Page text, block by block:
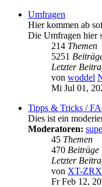
Umfragen
Hier kommen ab
Die Umfragen hier
214 Themen
5251
Letzter
von woddel
Mi Jul 01,
Tipps & Tricks /
Dies ist ein
Moderatoren:
45 Themen
470 Beiträge
Letzter
von XT-ZRX
Fr Feb 12,